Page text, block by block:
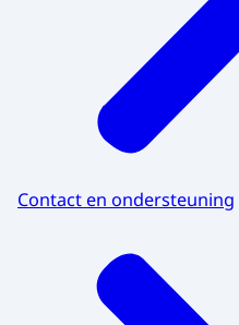
Contact en ondersteuning